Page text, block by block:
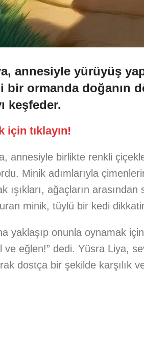
annesiyle yürüyüş
ormanda doğanın
keşfeder.
için tıklayın!
annesiyle birlikte renkli
Minik adımlarıyla
ışıkları, ağaçların
minik, tüylü bir kedi
yaklaşıp onunla oynamak
ve eğlen!” dedi. Yüsra Liya,
dostça bir şekilde karşılık